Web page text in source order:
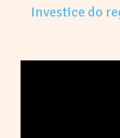
Investice do